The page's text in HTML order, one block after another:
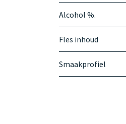
Alcohol %.
Fles inhoud
Smaakprofiel